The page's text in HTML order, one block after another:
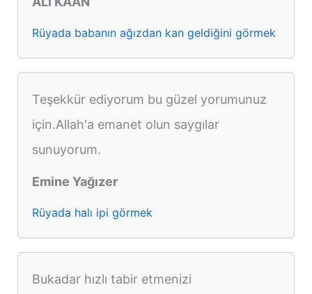
Rüyada babanın ağızdan kan geldiğini görmek
Teşekkür ediyorum bu güzel yorumunuz
için.Allah'a emanet olun saygılar
sunuyorum.
Emine Yağızer
Rüyada halı ipi görmek
Bukadar hızlı tabir etmenizi